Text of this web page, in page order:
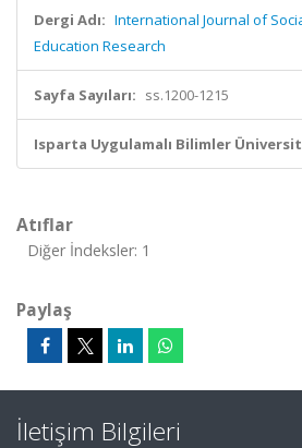
Dergi Adı: International Journal of
Education Research
Sayfa Sayıları: ss.1200-1215
Isparta Uygulamalı Bilimler
Atıflar
Diğer İndeksler: 1
Paylaş
İletişim Bilgileri